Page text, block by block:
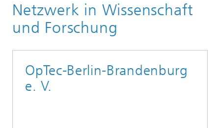
Netzwerk in Wissenschaft und Forschung
Netzwerk in Wissenschaft
und Forschung
OpTec-Berlin-Brandenburg
e. V.